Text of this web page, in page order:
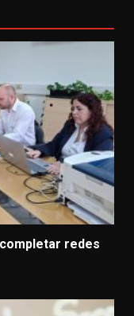
redes